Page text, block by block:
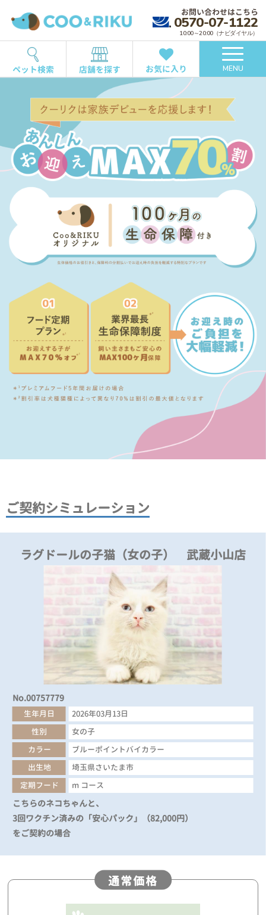
お問い合わせはこちら
0570-07-1122
10:00～20:00（ナビダイヤル）
ペット検索 店舗を探す お気に入り MENU
ご契約シミュレーション
ラグドールの子猫（女の子） 武蔵小山店
No.00757779
生年月日
2026年03月13日
性別
女の子
カラー
ブルーポイントバイカラー
出生地
埼玉県さいたま市
定期フード
m コース
こちらのネコちゃんと、
3回ワクチン済みの「安心パック」（82,000円）
をご契約の場合
通常価格